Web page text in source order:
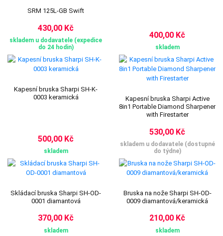
SRM 125L-GB Swift
430,00 Kč
skladem u dodavatele (expedice
do 24 hodin)
400,00 Kč
skladem
Kapesní bruska Sharpi SH-K-
0003 keramická
500,00 Kč
skladem
Kapesní bruska Sharpi Active
8in1 Portable Diamond Sharpener
with Firestarter
530,00 Kč
skladem u dodavatele (dostupné
do týdne)
Skládací bruska Sharpi SH-OD-
0001 diamantová
370,00 Kč
skladem
Bruska na nože Sharpi SH-OD-
0009 diamantová/keramická
210,00 Kč
skladem